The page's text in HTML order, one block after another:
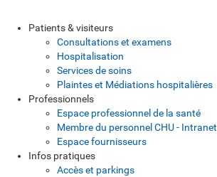
Patients & visiteurs
Consultations et examens
Hospitalisation
Services de soins
Plaintes et Médiations hospitalières
Professionnels
Espace professionnel de la santé
Membre du personnel CHU - Intranet
Espace fournisseurs
Infos pratiques
Accès et parkings